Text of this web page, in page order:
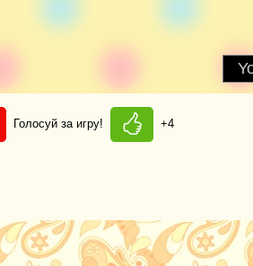
Голосуй за игру! +4